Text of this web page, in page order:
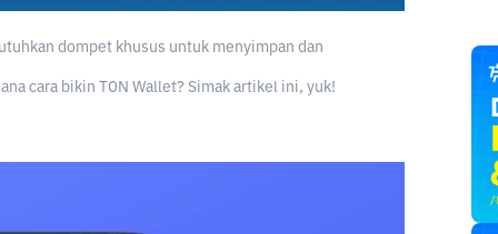
dompet khusus untuk menyimpan dan
cara bikin TON Wallet? Simak artikel ini, yuk!